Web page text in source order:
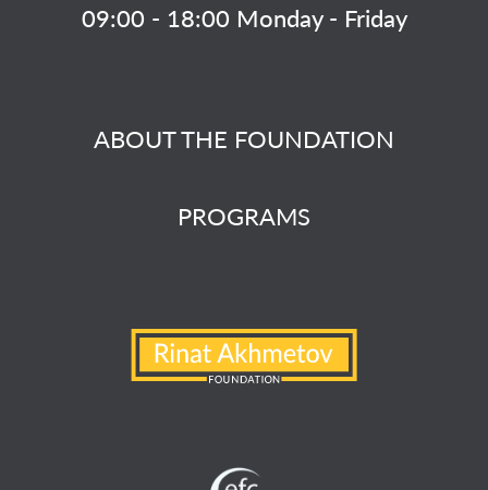
ABOUT THE FOUNDATION
PROGRAMS
09:00 - 18:00 Monday - Friday